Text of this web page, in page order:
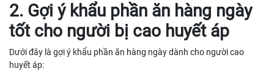
2. Gợi ý khẩu phần ăn hàng ngày
tốt cho người bị cao huyết áp
Dưới đây là gợi ý khẩu phần ăn hàng ngày dành cho người cao
huyết áp: